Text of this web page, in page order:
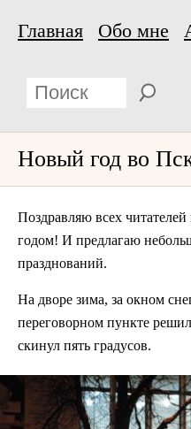
Главная Обо мне
Новый год во
Поздравляю всех
годом! И предлагаю
празднований.
На дворе зима, за окном
переговорном пункте
скинул пять градусов.